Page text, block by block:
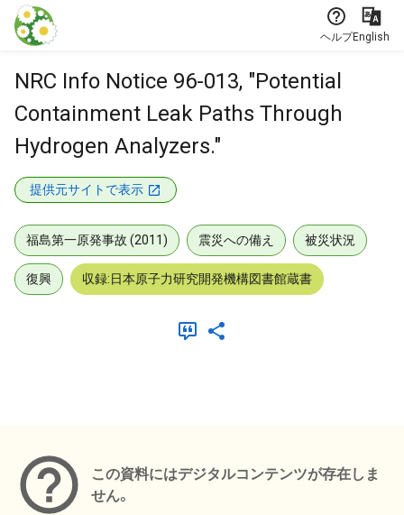
本文に飛ぶ
ヘルプEnglish
NRC Info Notice 96-013, "Potential
Containment Leak Paths Through
Hydrogen Analyzers."
提供元サイトで表示
福島第一原発事故 (2011) 震災への備え 被災状況
復興 収録:日本原子力研究開発機構図書館蔵書
この資料にはデジタルコンテンツが存在しま
せん。